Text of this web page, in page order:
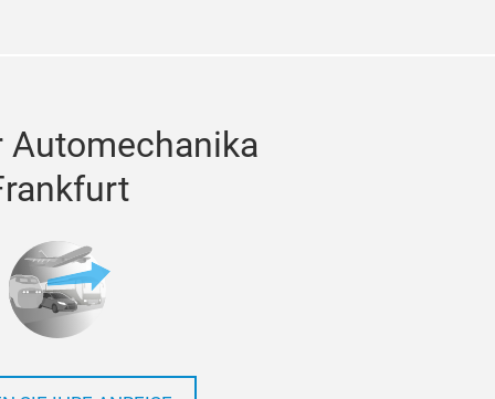
Automechanika